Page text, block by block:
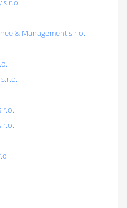
s.r.o.
& Management s.r.o.